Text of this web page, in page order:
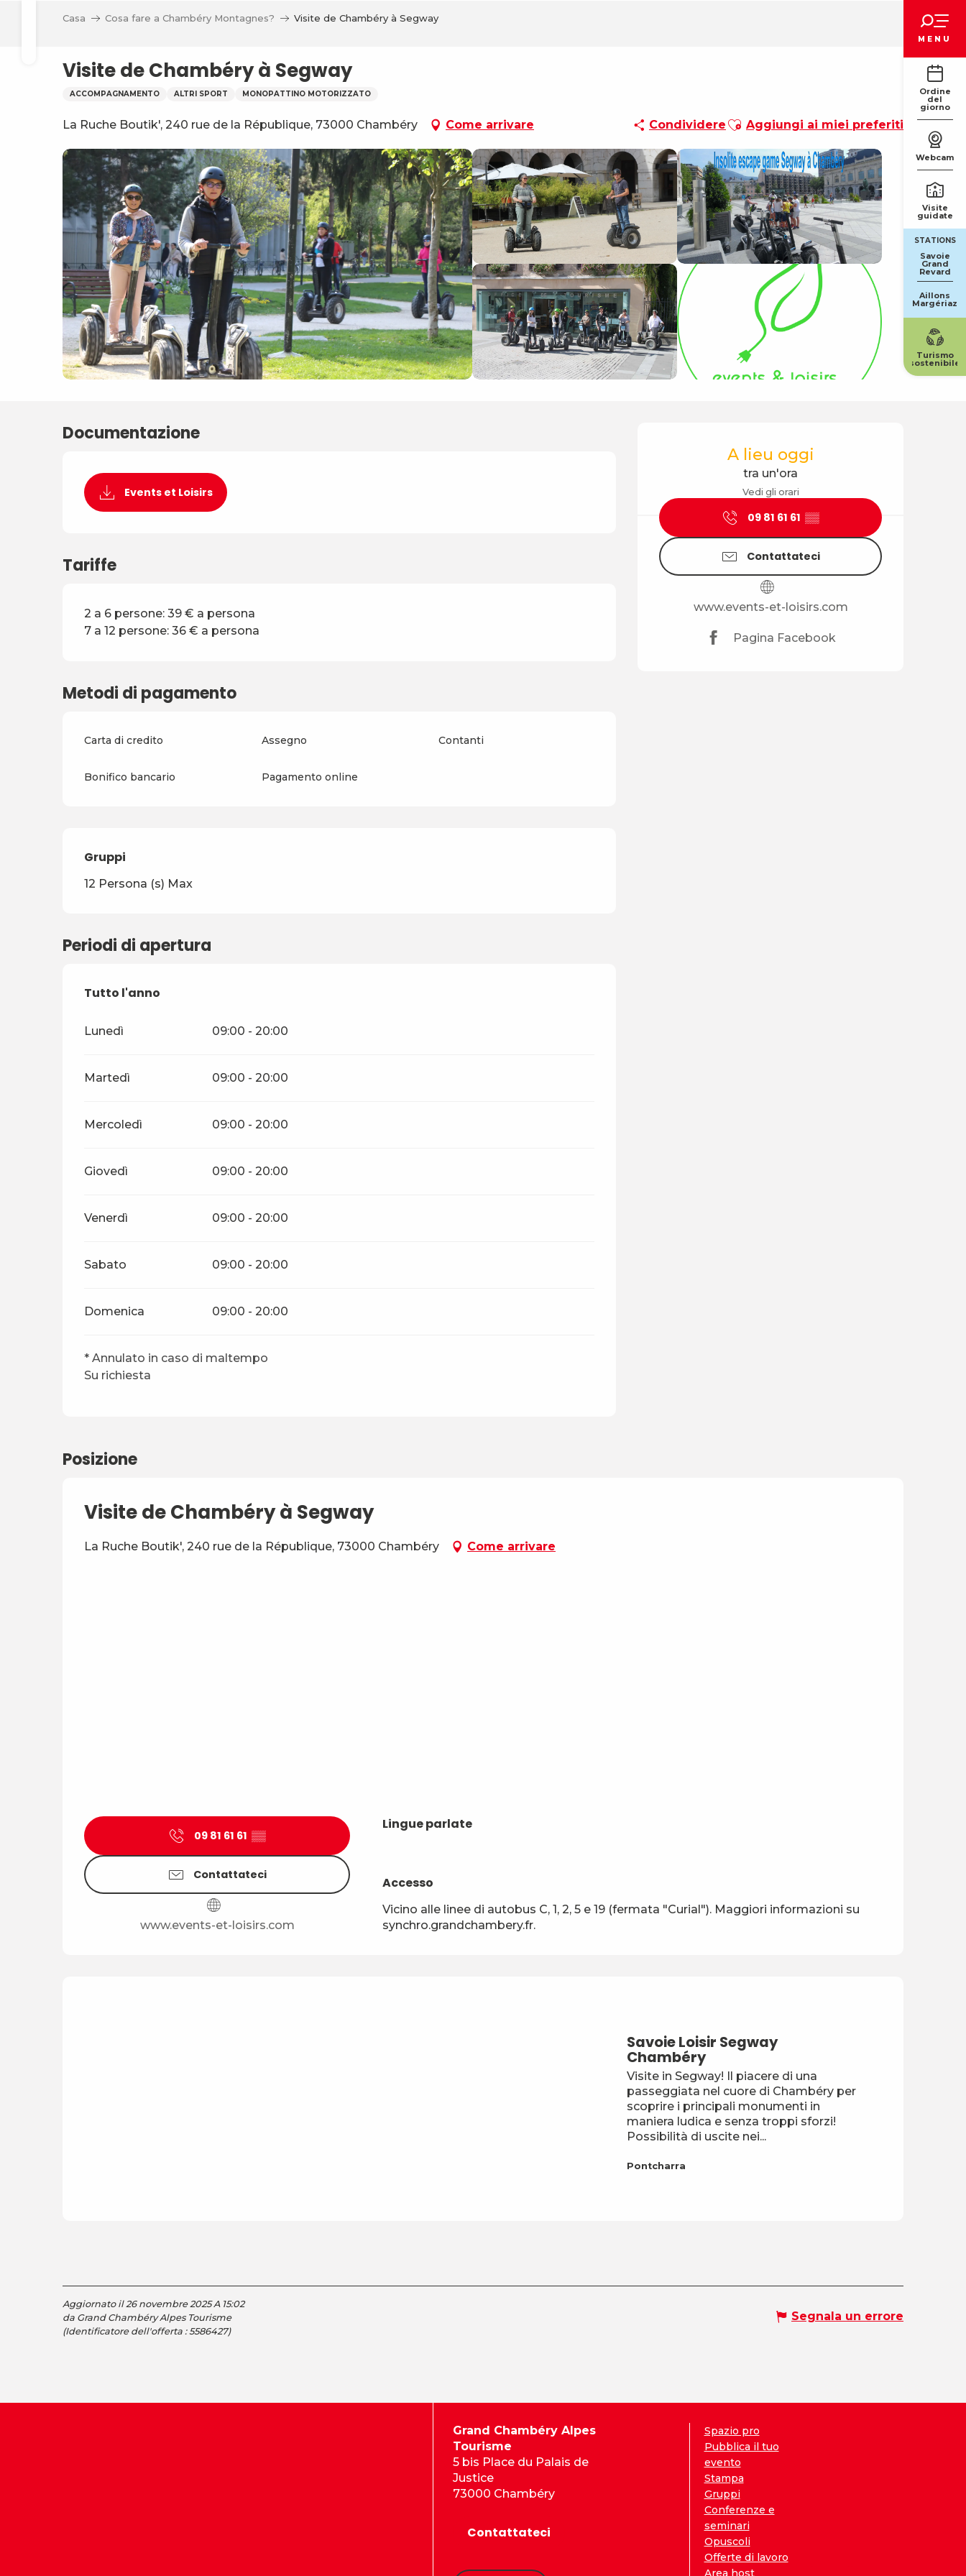
MENU
Ordine
del
giorno
Webcam
Visite
guidate
STATIONS
Savoie
Grand
Revard
Aillons
Margériaz
Turismo
sostenibile
Casa Cosa fare a Chambéry Montagnes? Visite de Chambéry à Segway
Visite de Chambéry à Segway
ACCOMPAGNAMENTO ALTRI SPORT MONOPATTINO MOTORIZZATO
La Ruche Boutik', 240 rue de la République, 73000 Chambéry Come arrivare Condividere Ajouter aux favoris
Aggiungi ai miei preferiti
Orari e contatti
A lieu oggi
tra un'ora
Vedi gli orari
09 81 61 61 ▒▒
Contattateci
www.events-et-loisirs.com
Pagina Facebook
Documentazione
Events et Loisirs
Tariffe
2 a 6 persone: 39 € a persona
7 a 12 persone: 36 € a persona
Metodi di pagamento
Carta di credito Assegno Contanti
Bonifico bancario Pagamento online
Gruppi
Gruppi
12 Persona (s) Max
Periodi di apertura
Tutto l'anno
Tutto l'anno
Lunedì 09:00 - 20:00
Martedì 09:00 - 20:00
Mercoledì 09:00 - 20:00
Giovedì 09:00 - 20:00
Venerdì 09:00 - 20:00
Sabato 09:00 - 20:00
Domenica 09:00 - 20:00
* Annulato in caso di maltempo
Su richiesta
Posizione
Visite de Chambéry à Segway
La Ruche Boutik', 240 rue de la République, 73000 Chambéry Come arrivare
09 81 61 61 ▒▒
Contattateci
www.events-et-loisirs.com
Lingue parlate
Lingue parlate
Accesso
Accesso
Vicino alle linee di autobus C, 1, 2, 5 e 19 (fermata "Curial"). Maggiori informazioni su
synchro.grandchambery.fr.
Savoie Loisir Segway
Chambéry
Visite in Segway! Il piacere di una
passeggiata nel cuore di Chambéry per
scoprire i principali monumenti in
maniera ludica e senza troppi sforzi!
Possibilità di uscite nei...
Pontcharra
Aggiornato il 26 novembre 2025 A 15:02
da Grand Chambéry Alpes Tourisme
(Identificatore dell'offerta :5586427)
Segnala un errore
Grand Chambéry Alpes
Tourisme
5 bis Place du Palais de
Justice
73000 Chambéry
Contattateci
Spazio pro
Pubblica il tuo
evento
Stampa
Gruppi
Conferenze e
seminari
Opuscoli
Offerte di lavoro
Area host